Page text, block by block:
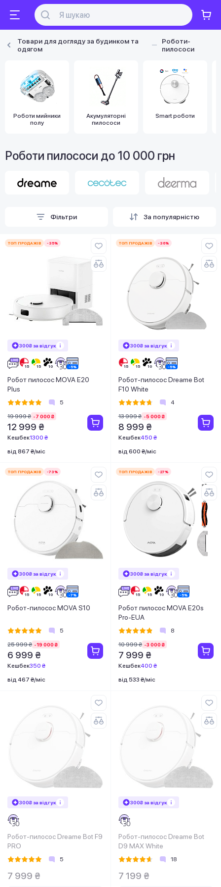
Товари для догляду за будинком та
одягом
Роботи-
пилососи
Роботи мийники
полу
Акумуляторні
пилососи
Smart роботи
Роботи пилососи до 10 000 грн
Фільтри За популярністю
ТОП ПРОДАЖІВ -35%
300₴ за відгук
Робот пилосос MOVA E20
Plus
5
19 999 ₴ -7 000 ₴
12 999 ₴
Кешбек1300 ₴
від 867 ₴/міс
ТОП ПРОДАЖІВ -36%
300₴ за відгук
Робот-пилосос Dreame Bot
F10 White
4
13 999 ₴ -5 000 ₴
8 999 ₴
Кешбек450 ₴
від 600 ₴/міс
ТОП ПРОДАЖІВ -73%
300₴ за відгук
Робот-пилосос MOVA S10
5
25 999 ₴ -19 000 ₴
6 999 ₴
Кешбек350 ₴
від 467 ₴/міс
ТОП ПРОДАЖІВ -27%
300₴ за відгук
Робот пилосос MOVA E20s
Pro-EUA
8
10 999 ₴ -3 000 ₴
7 999 ₴
Кешбек400 ₴
від 533 ₴/міс
300₴ за відгук
Робот-пилосос Dreame Bot F9
PRO
5
7 999 ₴
300₴ за відгук
Робот-пилосос Dreame Bot
D9 MAX White
18
7 199 ₴